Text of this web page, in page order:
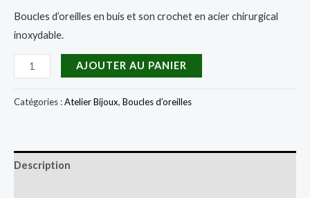
Boucles d’oreilles en buis et son crochet en acier chirurgical
inoxydable.
quantité
de
Boucles
Buis
AJOUTER AU PANIER
Catégories :Atelier Bijoux, Boucles d’oreilles
Description